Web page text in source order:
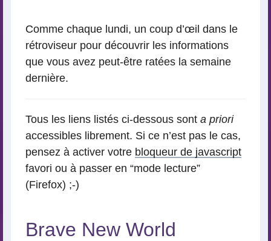
Comme chaque lundi, un coup d’œil dans le
rétroviseur pour découvrir les informations
que vous avez peut-être ratées la semaine
dernière.
Tous les liens listés ci-dessous sont a priori
accessibles librement. Si ce n’est pas le cas,
pensez à activer votre bloqueur de javascript
favori ou à passer en “mode lecture”
(Firefox) ;-)
Brave New World